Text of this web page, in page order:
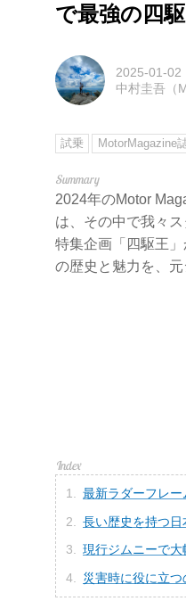
で最強の四
2025-01-02
中村圭吾（
試乗 MotorMagazine
2024年のMotor
は、その中で我々
特集企画「四駆王
の歴史と魅力を、
最新ラダーフレ
長い歴史を持つ
現行ジムニーで
災害時に役に立